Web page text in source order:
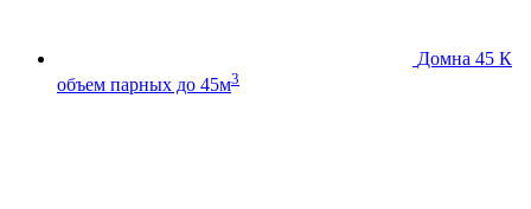
Домна 45 К
объем парных до 45м3